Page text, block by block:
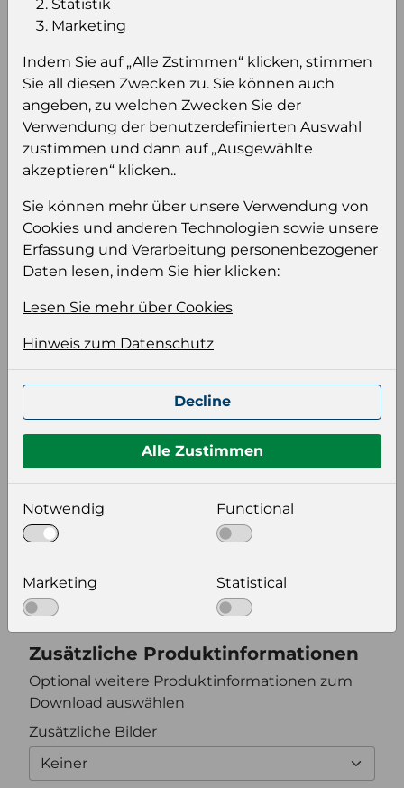
Einloggen um den Preis zu
sehen
Sie müssen eingeloggt sein, um Preise zu
sehen und/oder dieses Produkt zu kaufen.
Einloggen Anmeldung für B2B Konto
Produktinformation
Wählen Sie eine Sprache und ein Format für
Bildeinstellungen
wählen Sie eine Auflösung für Ihr Bild aus
Bildauflösung
Zusätzliche Produktinformationen
Optional weitere Produktinformationen zum
Download auswählen
Zusätzliche Bilder
Keiner
Statistik
Marketing
Indem Sie auf „Alle Zstimmen“ klicken, stimmen
Sie all diesen Zwecken zu. Sie können auch
angeben, zu welchen Zwecken Sie der
Verwendung der benutzerdefinierten Auswahl
zustimmen und dann auf „Ausgewählte
akzeptieren“ klicken..
Sie können mehr über unsere Verwendung von
Cookies und anderen Technologien sowie unsere
Erfassung und Verarbeitung personenbezogener
Daten lesen, indem Sie hier klicken:
Lesen Sie mehr über Cookies
Hinweis zum Datenschutz
Decline
Alle Zustimmen
Notwendig Functional
Marketing Statistical